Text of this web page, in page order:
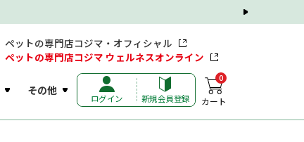
ペットの専門店コジマ・オフィシャル
ペットの専門店コジマ ウェルネスオンライン
その他
ログイン 新規会員登録
0
カート